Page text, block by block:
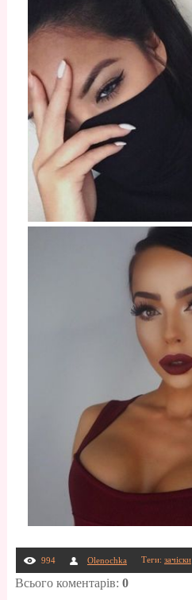
994 Olenochka Теги: зачіски
Всього коментарів: 0